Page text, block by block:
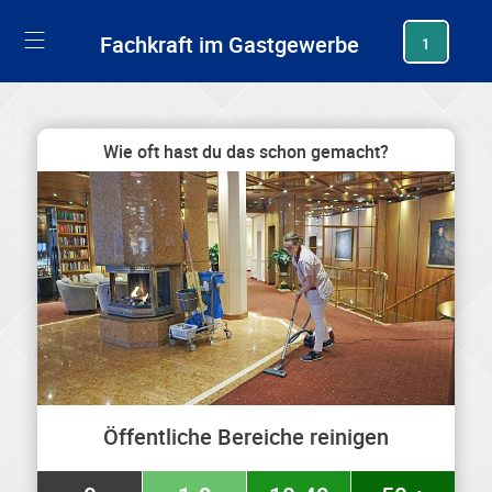
Fachkraft im Gastgewerbe 1
Wie oft hast du das schon gemacht?
Öffentliche Bereiche reinigen